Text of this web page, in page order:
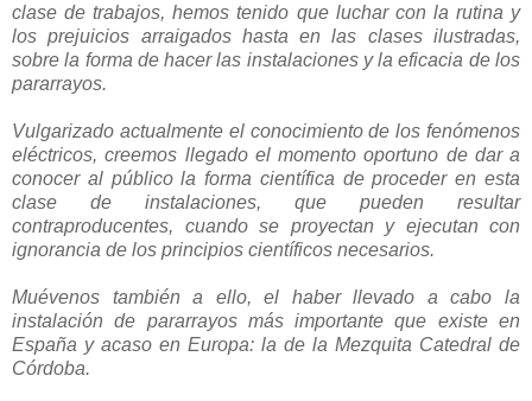
clase de trabajos, hemos tenido que luchar con la rutina y
los prejuicios arraigados hasta en las clases ilustradas,
sobre la forma de hacer las instalaciones y la eficacia de los
pararrayos.
Vulgarizado actualmente el conocimiento de los fenómenos
eléctricos, creemos llegado el momento oportuno de dar a
conocer al público la forma científica de proceder en esta
clase de instalaciones, que pueden resultar
contraproducentes, cuando se proyectan y ejecutan con
ignorancia de los principios científicos necesarios.
Muévenos también a ello, el haber llevado a cabo la
instalación de pararrayos más importante que existe en
España y acaso en Europa: la de la Mezquita Catedral de
Córdoba.